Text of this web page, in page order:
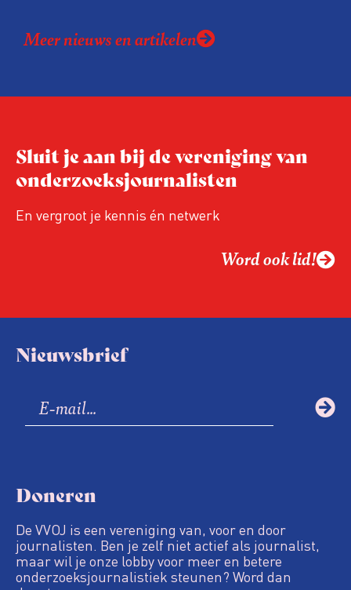
Meer nieuws en artikelen
Sluit je aan bij de vereniging van
onderzoeksjournalisten
En vergroot je kennis én netwerk
Word ook lid!
Nieuwsbrief
Doneren
De VVOJ is een vereniging van, voor en door
journalisten. Ben je zelf niet actief als journalist,
maar wil je onze lobby voor meer en betere
onderzoeksjournalistiek steunen? Word dan